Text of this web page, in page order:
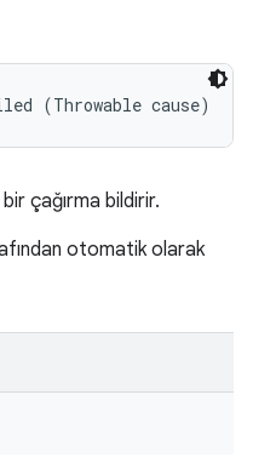
(Throwable cause)
çağırma bildirir.
otomatik olarak